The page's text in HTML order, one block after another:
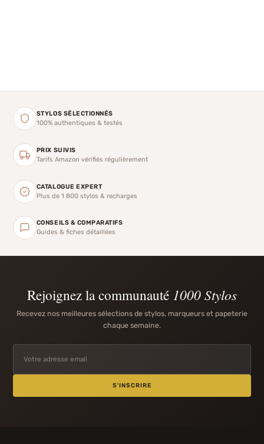
STYLOS SÉLECTIONNÉS
100% authentiques & testés
PRIX SUIVIS
Tarifs Amazon vérifiés régulièrement
CATALOGUE EXPERT
Plus de 1 800 stylos & recharges
CONSEILS & COMPARATIFS
Guides & fiches détaillées
Rejoignez la communauté 1000 Stylos
Recevez nos meilleures sélections de stylos, marqueurs et papeterie
chaque semaine.
S'INSCRIRE